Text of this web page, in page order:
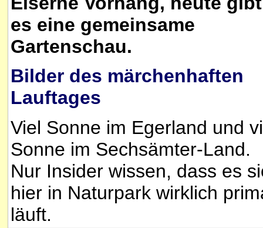
es eine gemeinsame
Gartenschau.
Bilder des märchenhaften
Lauftages
Viel Sonne im Egerland und
Sonne im Sechsämter-Land.
Nur Insider wissen, dass es
hier in Naturpark wirklich
läuft.